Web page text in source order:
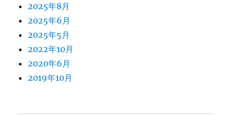
2025年8月
2025年6月
2025年5月
2022年10月
2020年6月
2019年10月